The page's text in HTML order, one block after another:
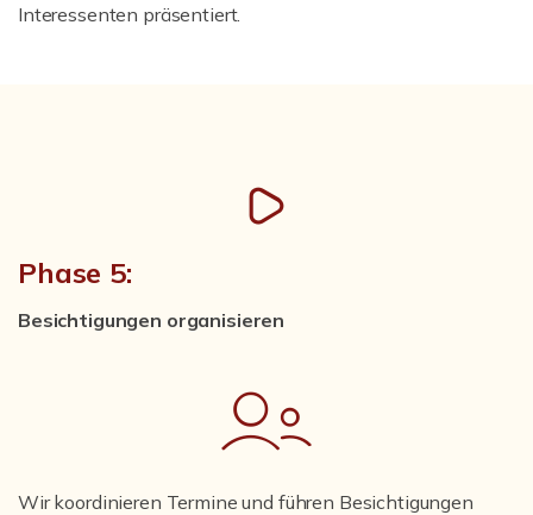
Interessenten präsentiert.
Phase 5:
Besichtigungen organisieren
Wir koordinieren Termine und führen Besichtigungen